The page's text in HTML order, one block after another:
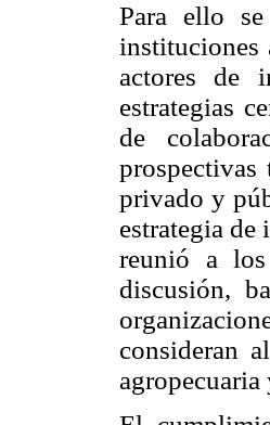
Para ello
instituciones
actores de
estrategias
de
privado y
estrategia
reunió a los
discusión,
consideran
agropecuaria